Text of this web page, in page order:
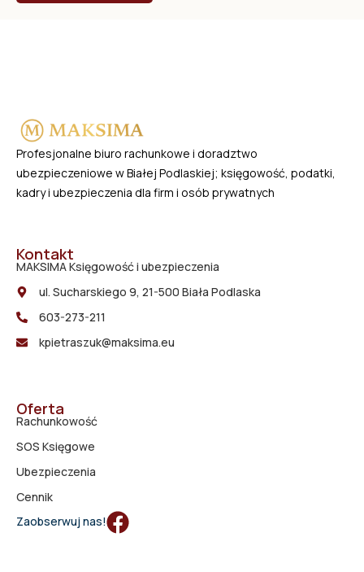
Profesjonalne biuro rachunkowe i doradztwo
ubezpieczeniowe w Białej Podlaskiej; księgowość, podatki,
kadry i ubezpieczenia dla firm i osób prywatnych
Kontakt
MAKSIMA Księgowość i ubezpieczenia
ul. Sucharskiego 9, 21-500 Biała Podlaska
603-273-211
kpietraszuk@maksima.eu
Oferta
Rachunkowość
SOS Księgowe
Ubezpieczenia
Cennik
Zaobserwuj nas!